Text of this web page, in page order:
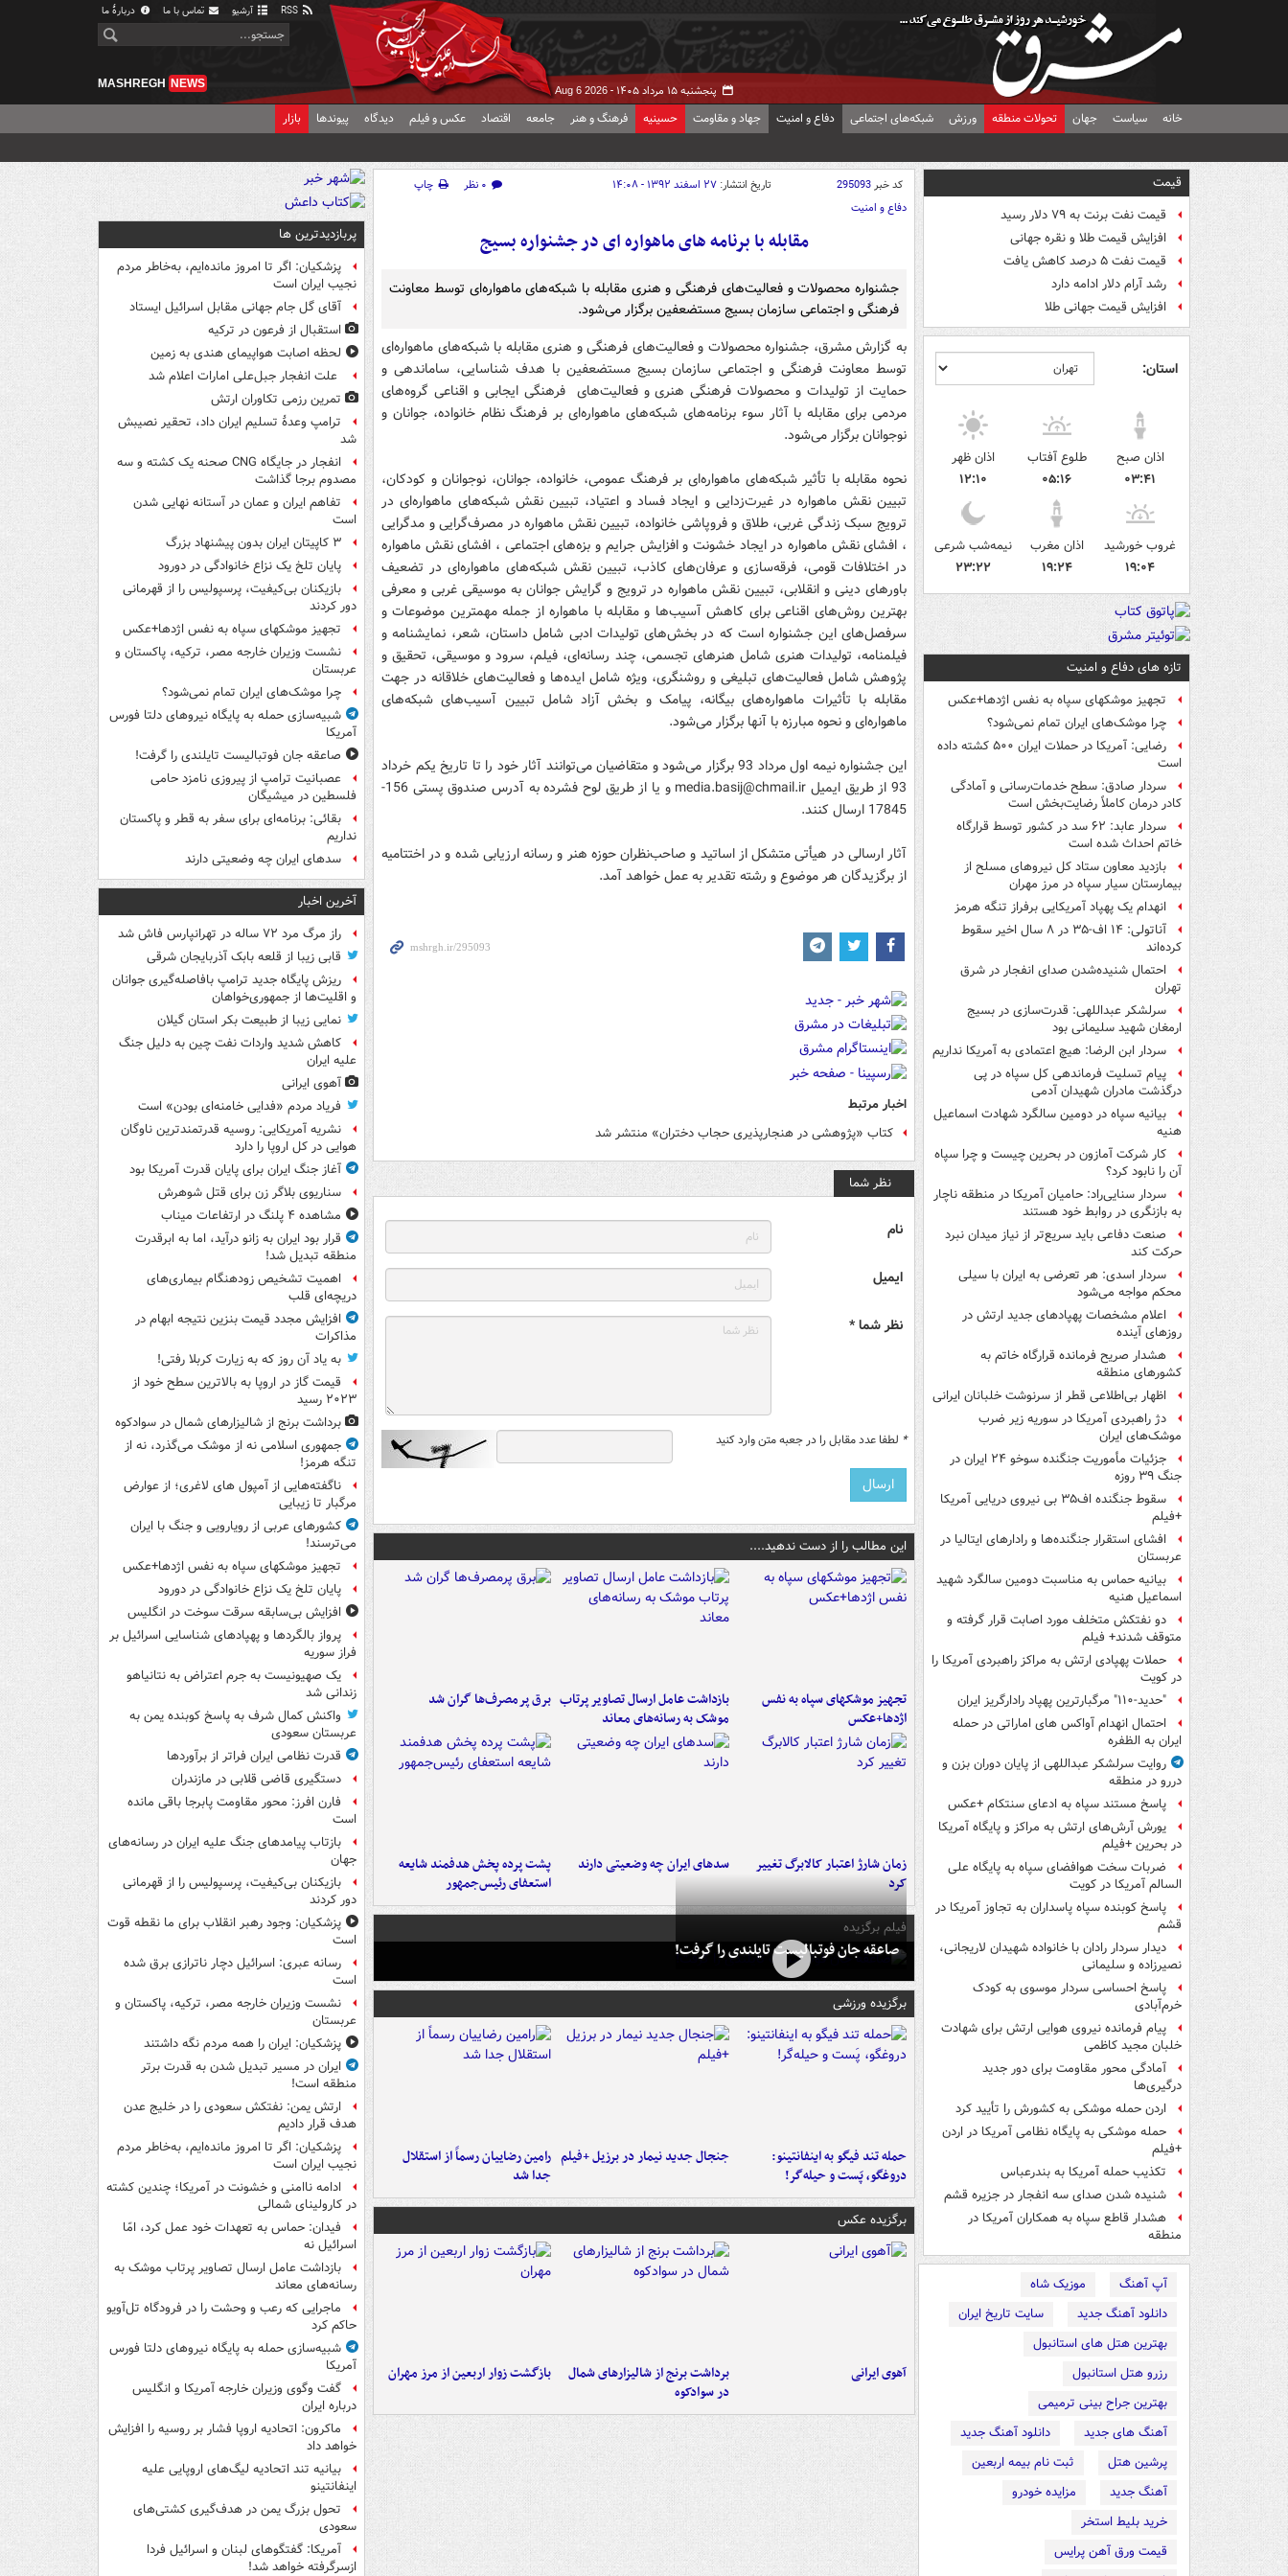
آرشیو تماس با ما دربارهٔ ما
پنجشنبه ۱۵ مرداد ۱۴۰۵ - Aug 6 2026
MASHREGH NEWS
خانه سیاست جهان تحولات منطقه ورزش شبکه‌های اجتماعی دفاع و امنیت جهاد و مقاومت حسینیه فرهنگ و هنر جامعه اقتصاد عکس و فیلم دیدگاه پیوندها بازار
قیمت
قیمت نفت برنت به ۷۹ دلار رسید
افزایش قیمت طلا و نقره جهانی
قیمت نفت ۵ درصد کاهش یافت
رشد آرام دلار ادامه دارد
افزایش قیمت جهانی طلا
استان:
اذان صبح
۰۳:۴۱
طلوع آفتاب
۰۵:۱۶
اذان ظهر
۱۲:۱۰
غروب خورشید
۱۹:۰۴
اذان مغرب
۱۹:۲۴
نیمه‌شب شرعی
۲۳:۲۲
تازه های دفاع و امنیت
تجهیز موشکهای سپاه به نفس اژدها+عکس
چرا موشک‌های ایران تمام نمی‌شود؟
رضایی: آمریکا در حملات ایران ۵۰۰ کشته داده
است
سردار صادق: سطح خدمات‌رسانی و آمادگی
کادر درمان کاملاً رضایت‌بخش است
سردار عابد: ۶۲ سد در کشور توسط قرارگاه
خاتم احداث شده است
بازدید معاون ستاد کل نیروهای مسلح از
بیمارستان سیار سپاه در مرز مهران
انهدام یک پهپاد آمریکایی برفراز تنگه هرمز
آناتولی: ۱۴ اف-۳۵ در ۸ سال اخیر سقوط
کرده‌اند
احتمال شنیده‌شدن صدای انفجار در شرق
تهران
سرلشکر عبداللهی: قدرت‌سازی در بسیج
ارمغان شهید سلیمانی بود
سردار ابن الرضا: هیچ اعتمادی به آمریکا نداریم
پیام تسلیت فرماندهی کل سپاه در پی
درگذشت مادران شهیدان آدمی
بیانیه سپاه در دومین سالگرد شهادت اسماعیل
هنیه
کار شرکت آمازون در بحرین چیست و چرا سپاه
آن را نابود کرد؟
سردار سنایی‌راد: حامیان آمریکا در منطقه ناچار
به بازنگری در روابط خود هستند
صنعت دفاعی باید سریع‌تر از نیاز میدان نبرد
حرکت کند
سردار اسدی: هر تعرضی به ایران با سیلی
محکم مواجه می‌شود
اعلام مشخصات پهپادهای جدید ارتش در
روزهای آینده
هشدار صریح فرمانده قرارگاه خاتم‌ به
کشورهای منطقه
اظهار بی‌اطلاعی قطر از سرنوشت خلبانان ایرانی
دژ راهبردی آمریکا در سوریه زیر ضرب
موشک‌های ایران
جزئیات مأموریت جنگنده سوخو ۲۴ ایران در
جنگ ۳۹ روزه
سقوط جنگنده اف۳۵ بی نیروی دریایی آمریکا
+فیلم
افشای استقرار جنگنده‌ها و رادارهای ایتالیا در
عربستان
بیانیه حماس به مناسبت دومین سالگرد شهید
اسماعیل هنیه
دو نفتکش متخلف مورد اصابت قرار گرفته و
متوقف شدند+ فیلم
حملات پهپادی ارتش به مراکز راهبردی آمریکا را
در کویت
"حدید-۱۱۰" مرگبارترین پهپاد رادارگریز ایران
احتمال انهدام آواکس های اماراتی در حمله
ایران به الظفره
روایت سرلشکر عبداللهی از پایان دوران بزن و
دررو در منطقه
پاسخ مستند سپاه به ادعای سنتکام +عکس
یورش آرش‌های ارتش به مراکز و پایگاه‌ آمریکا
در بحرین +فیلم
ضربات سخت هوافضای سپاه به پایگاه علی
السالم آمریکا در کویت
پاسخ کوبنده سپاه پاسداران به تجاوز آمریکا در
قشم
دیدار سردار رادان با خانواده شهیدان لاریجانی،
نصیرزاده و سلیمانی
پاسخ احساسی سردار موسوی به کودک
خرم‌آبادی
پیام فرمانده نیروی هوایی ارتش برای شهادت
خلبان مجید کاظمی
آمادگی محور مقاومت برای دور جدید
درگیری‌ها
اردن حمله موشکی به کشورش را تأیید کرد
حمله موشکی به پایگاه نظامی آمریکا در اردن
+فیلم
تکذیب حمله آمریکا به بندرعباس
شنیده شدن صدای سه انفجار در جزیره قشم
هشدار قاطع سپاه به همکاران آمریکا در
منطقه
آپ آهنگ
موزیک شاه
دانلود آهنگ جدید
سایت تاریخ ایران
بهترین هتل های استانبول
رزرو هتل استانبول
بهترین جراح بینی ترمیمی
آهنگ های جدید
دانلود آهنگ جدید
پرشین هتل
ثبت نام بیمه اربعین
آهنگ جدید
مزایده خودرو
خرید بلیط استخر
قیمت ورق آهن پرایس
کد خبر295093 تاریخ انتشار: ۲۷ اسفند ۱۳۹۲ - ۱۴:۰۸ ۰ نظر
چاپ
دفاع و امنیت
مقابله با برنامه های ماهواره ای در جشنواره بسیج
جشنواره محصولات و فعالیت‌های فرهنگی و هنری مقابله با شبکه‌های ماهواره‌ای توسط معاونت
فرهنگی و اجتماعی سازمان بسیج مستضعفین برگزار می‌شود.
به گزارش مشرق، جشنواره محصولات و فعالیت‌های فرهنگی و هنری مقابله با شبکه‌های ماهواره‌ای
توسط معاونت فرهنگی و اجتماعی سازمان بسیج مستضعفین با هدف شناسایی، ساماندهی و
حمایت از تولیدات و محصولات فرهنگی هنری و فعالیت‌های فرهنگی ایجابی و اقناعی گروه‌های
مردمی برای مقابله با آثار سوء برنامه‌های شبکه‌های ماهواره‌ای بر فرهنگ نظام خانواده، جوانان و
نوجوانان برگزار می‌شود.
نحوه مقابله با تأثیر شبکه‌های ماهواره‌ای بر فرهنگ عمومی، خانواده، جوانان، نوجوانان و کودکان،
تبیین نقش ماهواره در غیرت‌زدایی و ایجاد فساد و اعتیاد، تبیین نقش شبکه‌های ماهواره‌ای در
ترویج سبک زندگی غربی، طلاق و فروپاشی خانواده، تبیین نقش ماهواره در مصرف‌گرایی و مدگرایی
، افشای نقش ماهواره در ایجاد خشونت و افزایش جرایم و بزه‌های اجتماعی ، افشای نقش ماهواره
در اختلافات قومی، فرقه‌سازی و عرفان‌های کاذب، تبیین نقش شبکه‌های ماهواره‌ای در تضعیف
باورهای دینی و انقلابی، تبیین نقش ماهواره در ترویج و گرایش جوانان به موسیقی غربی و معرفی
بهترین روش‌های اقناعی برای کاهش آسیب‌ها و مقابله با ماهواره از جمله مهمترین موضوعات و
سرفصل‌های این جشنواره است که در بخش‌های تولیدات ادبی شامل داستان، شعر، نمایشنامه‌ و
فیلمنامه، تولیدات هنری شامل هنرهای تجسمی، چند رسانه‌ای، فیلم، سرود و موسیقی، تحقیق و
پژوهش شامل فعالیت‌های تبلیغی و روشنگری، ویژه شامل ایده‌ها و فعالیت‌های خلاقانه در جهت
مقابله با تأثیرات ماهواره‌های بیگانه، پیامک و بخش آزاد شامل تبیین آسیب‌های شبکه‌های
ماهواره‌ای و نحوه مبارزه با آنها برگزار می‌شود.
این جشنواره نیمه اول مرداد 93 برگزار می‌شود و متقاضیان می‌توانند آثار خود را تا تاریخ یکم خرداد
93 از طریق ایمیل media.basij@chmail.ir و یا از طریق لوح فشرده به آدرس صندوق پستی 156-
17845 ارسال کنند.
آثار ارسالی در هیأتی متشکل از اساتید و صاحب‌نظران حوزه هنر و رسانه ارزیابی شده و در اختتامیه
از برگزیدگان هر موضوع و رشته تقدیر به عمل خواهد آمد.
اخبار مرتبط
کتاب «پژوهشی در هنجارپذیری حجاب دختران» منتشر شد
نظر شما
نام
ایمیل
نظر شما *
* لطفا عدد مقابل را در جعبه متن وارد کنید
این مطالب را از دست ندهید....
تجهیز موشکهای سپاه به نفس
اژدها+عکس
بازداشت عامل ارسال تصاویر پرتاب
موشک به رسانه‌های معاند
برق پرمصرف‌ها گران شد
زمان شارژ اعتبار کالابرگ تغییر
کرد
سدهای ایران چه وضعیتی دارند
پشت پرده پخش هدفمند شایعه
استعفای رئیس‌جمهور
فیلم برگزیده
صاعقه جان فوتبالیست تایلندی را گرفت!
برگزیده ورزشی
حمله تند فیگو به اینفانتینو:
دروغگو، پَست‌ و حیله‌گر!
جنجال جدید نیمار در برزیل +فیلم رامین رضاییان رسماً از استقلال
جدا شد
برگزیده عکس
آهوی ایرانی
برداشت برنج از شالیزارهای شمال
در سوادکوه
بازگشت زوار اربعین از مرز مهران
پربازدیدترین ها
پزشکیان: اگر تا امروز مانده‌ایم، به‌خاطر مردم
نجیب ایران است
آقای گل جام جهانی مقابل اسرائیل ایستاد
استقبال از فرعون در ترکیه
لحظه اصابت هواپیمای هندی به زمین
علت انفجار جبل‌علی امارات اعلام شد
تمرین رزمی تکاوران ارتش
ترامپ وعدۀ تسلیم ایران داد، تحقیر نصیبش
شد
انفجار در جایگاه CNG صحنه یک کشته و سه
مصدوم برجا گذاشت
تفاهم ایران و عمان در آستانه نهایی شدن
است
۳ کاپیتان ایران بدون پیشنهاد بزرگ
پایان تلخ یک نزاع خانوادگی در دورود
بازیکنان بی‌کیفیت، پرسپولیس را از قهرمانی
دور کردند
تجهیز موشکهای سپاه به نفس اژدها+عکس
نشست وزیران خارجه مصر، ترکیه، پاکستان و
عربستان
چرا موشک‌های ایران تمام نمی‌شود؟
شبیه‌سازی حمله به پایگاه نیروهای دلتا فورس
آمریکا
صاعقه جان فوتبالیست تایلندی را گرفت!
عصبانیت ترامپ از پیروزی نامزد حامی
فلسطین در میشیگان
بقائی: برنامه‌ای برای سفر به قطر و پاکستان
نداریم
سدهای ایران چه وضعیتی دارند
آخرین اخبار
راز مرگ مرد ۷۲ ساله در تهرانپارس فاش شد
قابی زیبا از قلعه بابک آذربایجان شرقی
ریزش پایگاه جدید ترامپ بافاصله‌گیری جوانان
و اقلیت‌ها از جمهوری‌خواهان
نمایی زیبا از طبیعت بکر استان گیلان
کاهش شدید واردات نفت چین به دلیل جنگ
علیه ایران
آهوی ایرانی
فریاد مردم «فدایی خامنه‌ای بودن» است
نشریه آمریکایی: روسیه قدرتمندترین ناوگان
هوایی در کل اروپا را دارد
آغاز جنگ ایران برای پایان قدرت آمریکا بود
سناریوی بلاگر زن برای قتل شوهرش
مشاهده ۴ پلنگ در ارتفاعات میناب
قرار بود ایران به زانو درآید، اما به ابرقدرت
منطقه تبدیل شد!
اهمیت تشخیص زودهنگام بیماری‌های
دریچه‌ای قلب
افزایش مجدد قیمت بنزین نتیجه ابهام در
مذاکرات
به یاد آن روز که به زیارت کربلا رفتی!
قیمت گاز در اروپا به بالاترین سطح خود از
۲۰۲۳ رسید
برداشت برنج از شالیزارهای شمال در سوادکوه
جمهوری اسلامی نه از موشک می‌گذرد، نه از
تنگه هرمز!
ناگفته‌هایی از آمپول های لاغری؛ از عوارض
مرگبار تا زیبایی
کشورهای عربی از رویارویی و جنگ با ایران
می‌ترسند!
تجهیز موشکهای سپاه به نفس اژدها+عکس
پایان تلخ یک نزاع خانوادگی در دورود
افزایش بی‌سابقه سرقت سوخت در انگلیس
پرواز بالگردها و پهپادهای شناسایی اسرائیل بر
فراز سوریه
یک صهیونیست به جرم اعتراض به نتانیاهو
زندانی شد
واکنش کمال شرف به پاسخ کوبنده یمن به
عربستان سعودی
قدرت نظامی ایران فراتر از برآوردها
دستگیری قاضی قلابی در مازندران
فارن افرز: محور مقاومت پابرجا باقی مانده
است
بازتاب پیامدهای جنگ علیه ایران در رسانه‌های
جهان
بازیکنان بی‌کیفیت، پرسپولیس را از قهرمانی
دور کردند
پزشکیان: وجود رهبر انقلاب برای ما نقطه قوت
است
رسانه عبری: اسرائیل دچار ناترازی برق شده
است
نشست وزیران خارجه مصر، ترکیه، پاکستان و
عربستان
پزشکیان: ایران را همه مردم نگه داشتند
ایران در مسیر تبدیل شدن به قدرت برتر
منطقه است!
ارتش یمن: نفتکش سعودی را در خلیج عدن
هدف قرار دادیم
پزشکیان: اگر تا امروز مانده‌ایم، به‌خاطر مردم
نجیب ایران است
ادامه ناامنی و خشونت در آمریکا؛ چندین کشته
در کارولینای شمالی
فیدان: حماس به تعهدات خود عمل کرد، امّا
اسرائیل نه
بازداشت عامل ارسال تصاویر پرتاب موشک به
رسانه‌های معاند
ماجرایی که رعب و وحشت را در فرودگاه تل‌آویو
حاکم کرد
شبیه‌سازی حمله به پایگاه نیروهای دلتا فورس
آمریکا
گفت وگوی وزیران خارجه آمریکا و انگلیس
درباره ایران
ماکرون: اتحادیه اروپا فشار بر روسیه را افزایش
خواهد داد
بیانیه تند اتحادیه لیگ‌های اروپایی علیه
اینفانتینو
تحول بزرگ یمن در هدف‌گیری کشتی‌های
سعودی
آمریکا: گفتگوهای لبنان و اسرائیل فردا
ازسرگرفته خواهد شد!